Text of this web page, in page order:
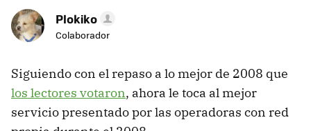
Plokiko
Colaborador
Siguiendo con el repaso a lo mejor de 2008 que
los lectores votaron, ahora le toca al mejor
servicio presentado por las operadoras con red